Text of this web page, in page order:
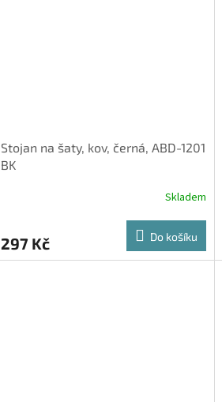
Stojan na šaty, kov, černá, ABD-1201
BK
Skladem
297 Kč Do košíku